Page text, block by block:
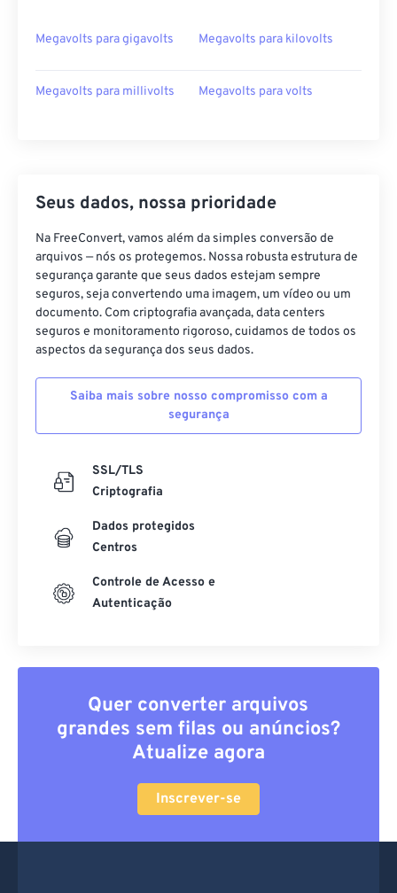
Megavolts para gigavolts Megavolts para kilovolts
Megavolts para millivolts Megavolts para volts
Seus dados, nossa prioridade
Na FreeConvert, vamos além da simples conversão de
arquivos — nós os protegemos. Nossa robusta estrutura de
segurança garante que seus dados estejam sempre
seguros, seja convertendo uma imagem, um vídeo ou um
documento. Com criptografia avançada, data centers
seguros e monitoramento rigoroso, cuidamos de todos os
aspectos da segurança dos seus dados.
Saiba mais sobre nosso compromisso com a
segurança
SSL/TLS
Criptografia
Dados protegidos
Centros
Controle de Acesso e
Autenticação
Quer converter arquivos
grandes sem filas ou anúncios?
Atualize agora
Inscrever-se